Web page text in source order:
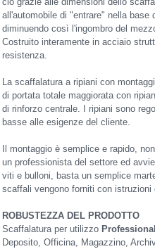
all'automobile di "entrare" nella base
diminuendo così l'ingombro del
Costruito interamente in acciaio
resistenza.
La scaffalatura a ripiani con
di portata totale maggiorata con
di rinforzo centrale. I ripiani sono
basse alle esigenze del cliente.
Il montaggio è semplice e rapido,
un professionista del settore ed
viti e bulloni, basta un semplice
scaffali vengono forniti con istruzioni
ROBUSTEZZA DEL PRODOTTO
Scaffalatura per utilizzo
Deposito, Officina, Magazzino,